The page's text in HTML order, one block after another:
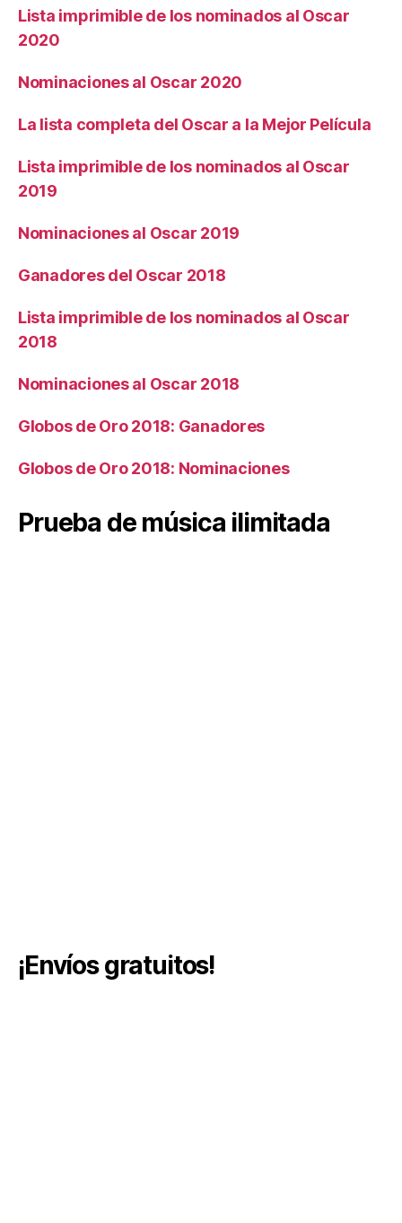
Lista imprimible de los nominados al Oscar
2020
Nominaciones al Oscar 2020
La lista completa del Oscar a la Mejor Película
Lista imprimible de los nominados al Oscar
2019
Nominaciones al Oscar 2019
Ganadores del Oscar 2018
Lista imprimible de los nominados al Oscar
2018
Nominaciones al Oscar 2018
Globos de Oro 2018: Ganadores
Globos de Oro 2018: Nominaciones
Prueba de música ilimitada
¡Envíos gratuitos!